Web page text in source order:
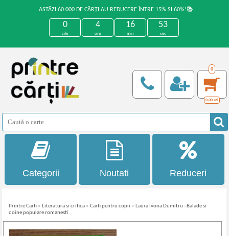
ASTĂZI 60.000 DE CĂRȚI AU REDUCERE ÎNTRE 15% ȘI 60%!📚
0
zile
4
ore
16
min
53
sec
0
0,00 Lei
Categorii Noutati Reduceri
Printre Carti » Literatura si critica »Carti pentru copii » Laura Ivona Dumitru - Balade si
doine populare romanesti